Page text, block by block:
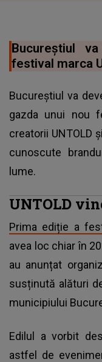
Bucureștiul
festival marca
Bucureștiul va
gazda unui nou
creatorii UNTOLD
cunoscute
lume.
UNTOLD
Prima ediție a
avea loc chiar în
au anunțat
susținută alături
municipiului
Edilul a vorbit
astfel de